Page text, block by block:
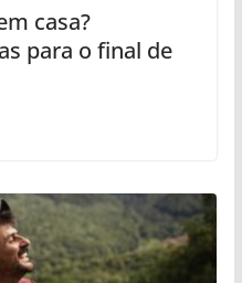
casa?
para o final de